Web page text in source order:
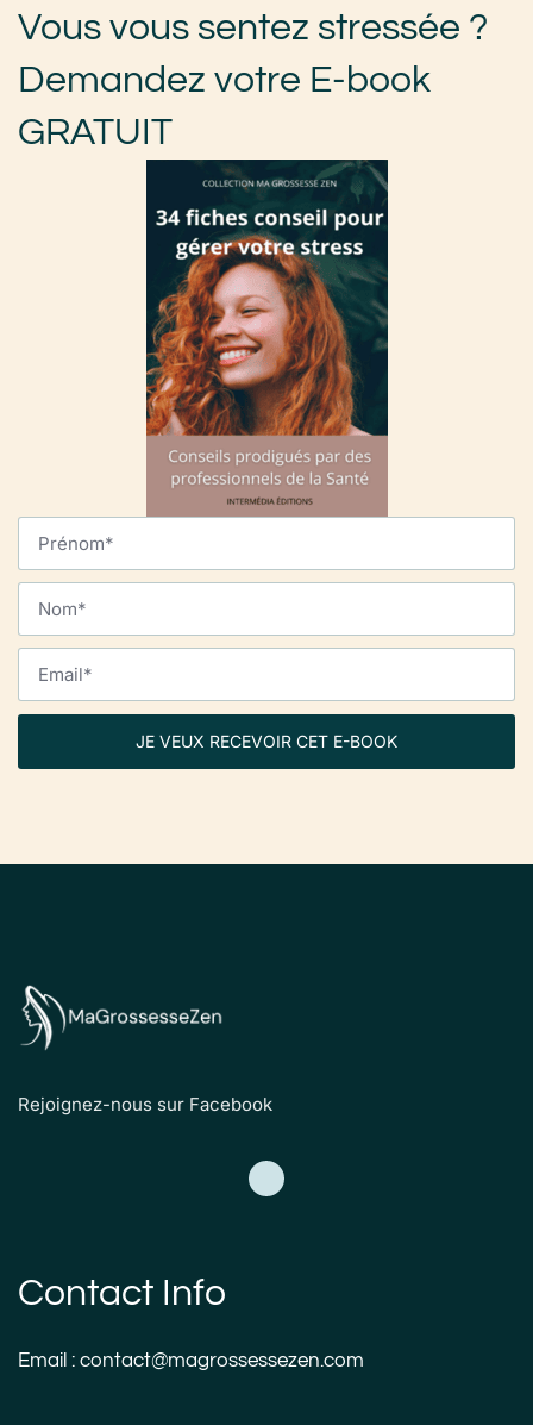
Vous vous sentez stressée ?
Demandez votre E-book
GRATUIT
JE VEUX RECEVOIR CET E-BOOK
Rejoignez-nous sur Facebook
Contact Info
Email : contact@magrossessezen.com